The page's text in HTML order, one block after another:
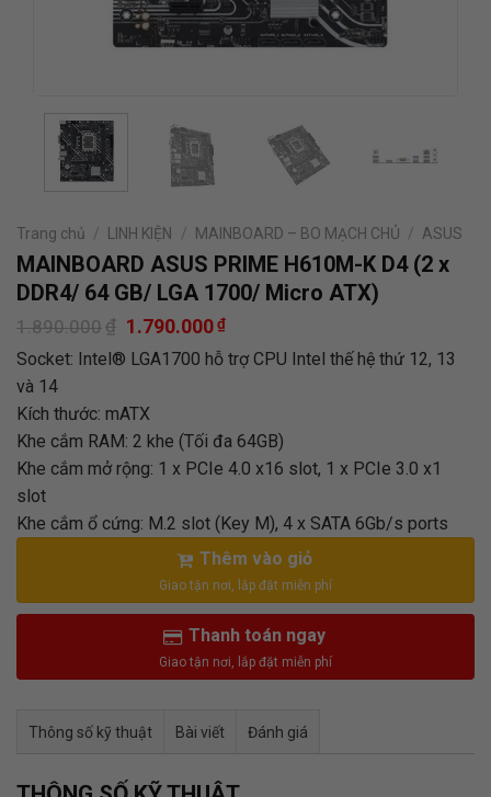
Trang chủ / LINH KIỆN / MAINBOARD – BO MẠCH CHỦ / ASUS
MAINBOARD ASUS PRIME H610M-K D4 (2 x
DDR4/ 64 GB/ LGA 1700/ Micro ATX)
1.890.000₫ Giá
là:
1.790.000₫Giá
tại
Socket: Intel® LGA1700 hỗ trợ CPU Intel thế hệ thứ 12, 13
và 14
Kích thước: mATX
Khe cắm RAM: 2 khe (Tối đa 64GB)
Khe cắm mở rộng: 1 x PCIe 4.0 x16 slot, 1 x PCIe 3.0 x1
slot
Khe cắm ổ cứng: M.2 slot (Key M), 4 x SATA 6Gb/s ports
Thêm vào giỏ
Thanh toán ngay
Thông số kỹ thuật Bài viết Đánh giá
Tư vấn & bán hàng qua Facebook